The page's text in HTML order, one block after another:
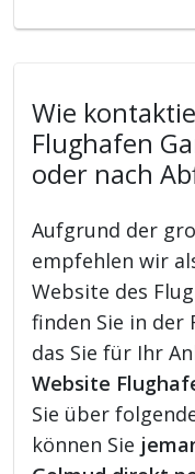
Wie
Flughafen
oder nach
Aufgrund der
empfehlen wir
Website des
finden Sie in der
das Sie für Ihr
Website
Sie über
können Sie